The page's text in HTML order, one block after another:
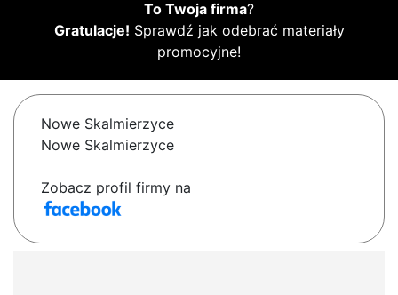
To Twoja firma?
Gratulacje! Sprawdź jak odebrać materiały
promocyjne!
Nowe Skalmierzyce
Nowe Skalmierzyce
Zobacz profil firmy na